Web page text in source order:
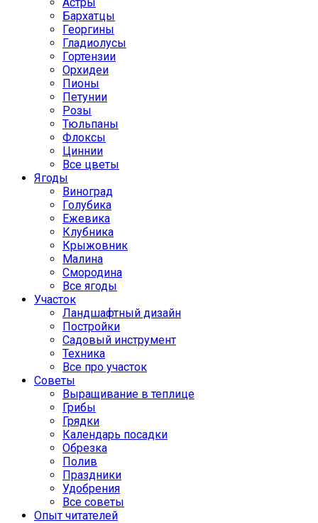
Бархатцы
Георгины
Гладиолусы
Гортензии
Орхидеи
Пионы
Петунии
Розы
Тюльпаны
Флоксы
Циннии
Все цветы
Ягоды
Виноград
Голубика
Ежевика
Клубника
Крыжовник
Малина
Смородина
Все ягоды
Участок
Ландшафтный дизайн
Постройки
Садовый инструмент
Техника
Все про участок
Советы
Выращивание в теплице
Грибы
Грядки
Календарь посадки
Обрезка
Полив
Праздники
Удобрения
Все советы
Опыт читателей